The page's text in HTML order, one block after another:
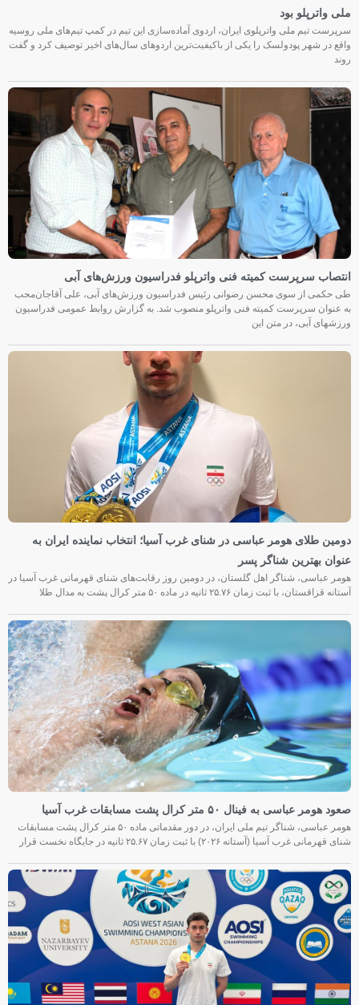
ملی واترپلو بود
سرپرست تیم ملی واترپلوی ایران، اردوی آماده‌سازی این تیم در کمپ تیم‌های ملی روسیه
واقع در شهر پودولسک را یکی از باکیفیت‌ترین اردوهای سال‌های اخیر توصیف کرد و گفت
روند
انتصاب سرپرست کمیته فنی واترپلو فدراسیون ورزش‌های آبی
طی حکمی از سوی محسن رضوانی رئیس فدراسیون ورزش‌های آبی، علی آقاجان‌محب
به عنوان سرپرست کمیته فنی واترپلو منصوب شد. به گزارش روابط عمومی فدراسیون
ورزشهای آبی، در متن این
دومین طلای هومر عباسی در شنای غرب آسیا؛ انتخاب نماینده ایران به
عنوان بهترین شناگر پسر
هومر عباسی، شناگر اهل گلستان، در دومین روز رقابت‌های شنای قهرمانی غرب آسیا در
آستانه قزاقستان، با ثبت زمان ۲۵.۷۶ ثانیه در ماده ۵۰ متر کرال پشت به مدال طلا
صعود هومر عباسی به فینال ۵۰ متر کرال پشت مسابقات غرب آسیا
هومر عباسی، شناگر تیم ملی ایران، در دور مقدماتی ماده ۵۰ متر کرال پشت مسابقات
شنای قهرمانی غرب آسیا (آستانه ۲۰۲۶) با ثبت زمان ۲۵.۶۷ ثانیه در جایگاه نخست قرار